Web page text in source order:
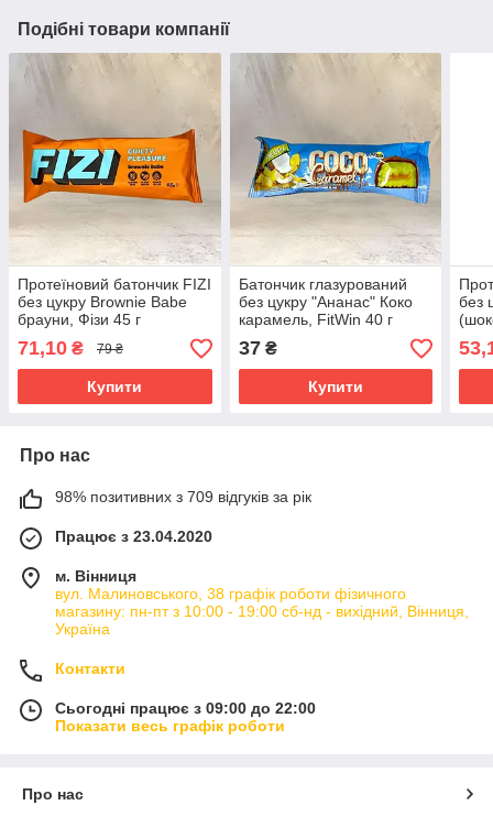
Подібні товари компанії
Протеїновий батончик FIZI
без цукру Brownie Babe
брауни, Фізи 45 г
71,10 ₴ 79 ₴
Купити
Батончик глазурований
без цукру "Ананас" Коко
карамель, FitWin 40 г
37₴
Купити
без
Про нас
98% позитивних з 709 відгуків за рік
Працює з 23.04.2020
м. Вінниця
вул. Малиновського, 38 графік роботи фізичного
магазину: пн-пт з 10:00 - 19:00 сб-нд - вихідний, Вінниця,
Україна
Контакти
Сьогодні працює з 09:00 до 22:00
Показати весь графік роботи
Про нас